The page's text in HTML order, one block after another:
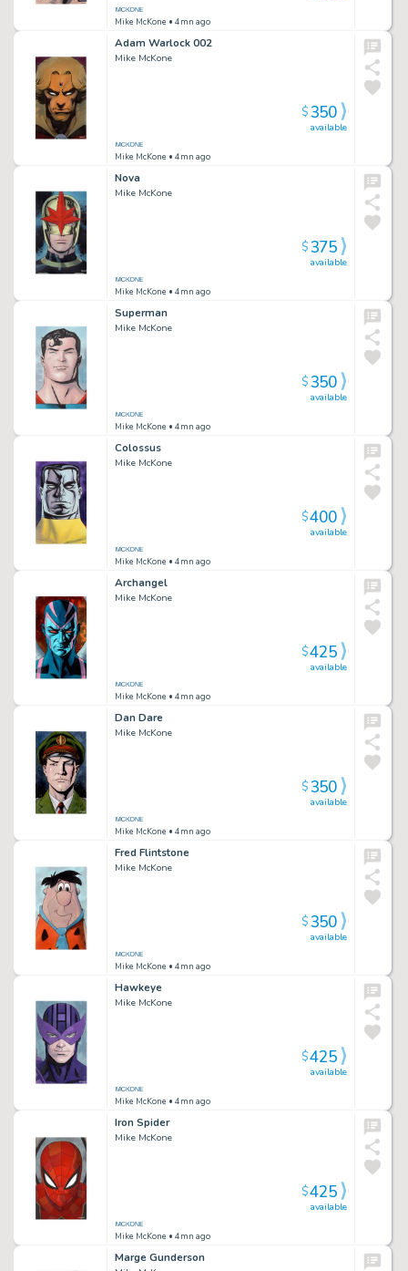
Mike McKone • 4mn ago
Adam Warlock 002
Mike McKone
Mike McKone • 4mn ago
available
$350
Nova
Mike McKone
Mike McKone • 4mn ago
available
$375
Superman
Mike McKone
Mike McKone • 4mn ago
available
$350
Colossus
Mike McKone
Mike McKone • 4mn ago
available
$400
Archangel
Mike McKone
Mike McKone • 4mn ago
available
$425
Dan Dare
Mike McKone
Mike McKone • 4mn ago
available
$350
Fred Flintstone
Mike McKone
Mike McKone • 4mn ago
available
$350
Hawkeye
Mike McKone
Mike McKone • 4mn ago
available
$425
Iron Spider
Mike McKone
Mike McKone • 4mn ago
available
$425
Marge Gunderson